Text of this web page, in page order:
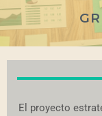
El proyecto